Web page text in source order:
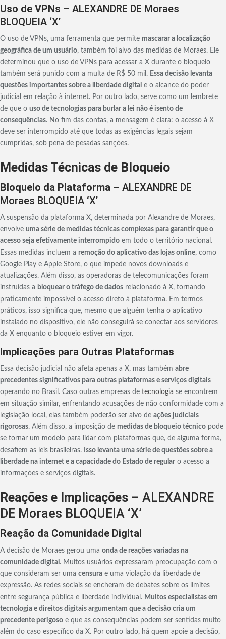
Uso de VPNs – ALEXANDRE DE Moraes
BLOQUEIA ‘X’
O uso de VPNs, uma ferramenta que permite mascarar a localização
geográfica de um usuário, também foi alvo das medidas de Moraes. Ele
determinou que o uso de VPNs para acessar a X durante o bloqueio
também será punido com a multa de R$ 50 mil. Essa decisão levanta
questões importantes sobre a liberdade digital e o alcance do poder
judicial em relação à internet. Por outro lado, serve como um lembrete
de que o uso de tecnologias para burlar a lei não é isento de
consequências. No fim das contas, a mensagem é clara: o acesso à X
deve ser interrompido até que todas as exigências legais sejam
cumpridas, sob pena de pesadas sanções.
Medidas Técnicas de Bloqueio
Bloqueio da Plataforma – ALEXANDRE DE
Moraes BLOQUEIA ‘X’
A suspensão da plataforma X, determinada por Alexandre de Moraes,
envolve uma série de medidas técnicas complexas para garantir que o
acesso seja efetivamente interrompido em todo o território nacional.
Essas medidas incluem a remoção do aplicativo das lojas online, como
Google Play e Apple Store, o que impede novos downloads e
atualizações. Além disso, as operadoras de telecomunicações foram
instruídas a bloquear o tráfego de dados relacionado à X, tornando
praticamente impossível o acesso direto à plataforma. Em termos
práticos, isso significa que, mesmo que alguém tenha o aplicativo
instalado no dispositivo, ele não conseguirá se conectar aos servidores
da X enquanto o bloqueio estiver em vigor.
Implicações para Outras Plataformas
Essa decisão judicial não afeta apenas a X, mas também abre
precedentes significativos para outras plataformas e serviços digitais
operando no Brasil. Caso outras empresas de tecnologia se encontrem
em situação similar, enfrentando acusações de não conformidade com a
legislação local, elas também poderão ser alvo de ações judiciais
rigorosas. Além disso, a imposição de medidas de bloqueio técnico pode
se tornar um modelo para lidar com plataformas que, de alguma forma,
desafiem as leis brasileiras. Isso levanta uma série de questões sobre a
liberdade na internet e a capacidade do Estado de regular o acesso a
informações e serviços digitais.
Reações e Implicações – ALEXANDRE
DE Moraes BLOQUEIA ‘X’
Reação da Comunidade Digital
A decisão de Moraes gerou uma onda de reações variadas na
comunidade digital . Muitos usuários expressaram preocupação com o
que consideram ser uma censura e uma violação da liberdade de
expressão. As redes sociais se encheram de debates sobre os limites
entre segurança pública e liberdade individual. Muitos especialistas em
tecnologia e direitos digitais argumentam que a decisão cria um
precedente perigoso e que as consequências podem ser sentidas muito
além do caso específico da X. Por outro lado, há quem apoie a decisão,